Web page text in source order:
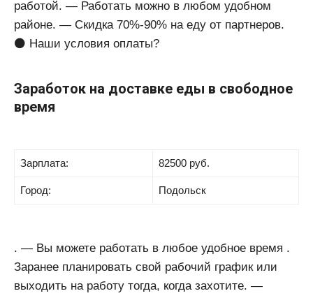
работой. — Работать можно в любом удобном
районе. — Скидка 70%-90% на еду от партнеров.
⚫️ Наши условия оплаты?
Заработок на доставке еды в свободное
время
Зарплата: 82500 руб.
Город: Подольск
. — Вы можете работать в любое удобное время .
Заранее планировать свой рабочий график или
выходить на работу тогда, когда захотите. —